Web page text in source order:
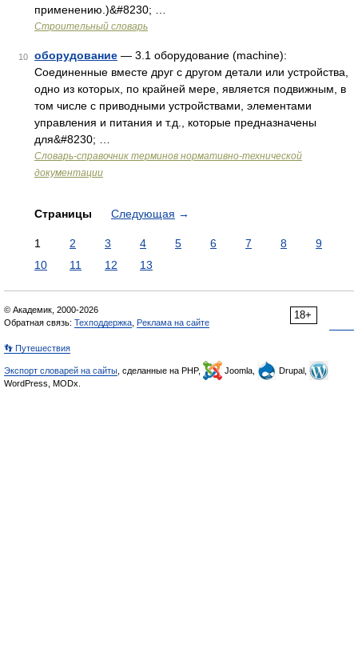
применению.)&#8230; …
Строительный словарь
10 оборудование — 3.1 оборудование (machine):
Соединенные вместе друг с другом детали или устройства,
одно из которых, по крайней мере, является подвижным, в
том числе с приводными устройствами, элементами
управления и питания и т.д., которые предназначены
для&#8230; …
Словарь-справочник терминов нормативно-технической
документации
Страницы Следующая →
1 2 3 4 5 6 7 8
9
10
11 12 13
18+
© Академик, 2000-2026
Обратная связь: Техподдержка Реклама на сайте
👣 Путешествия
Экспорт словарей на сайты , сделанные на PHP, Joomla,
Drupal,
WordPress, MODx.